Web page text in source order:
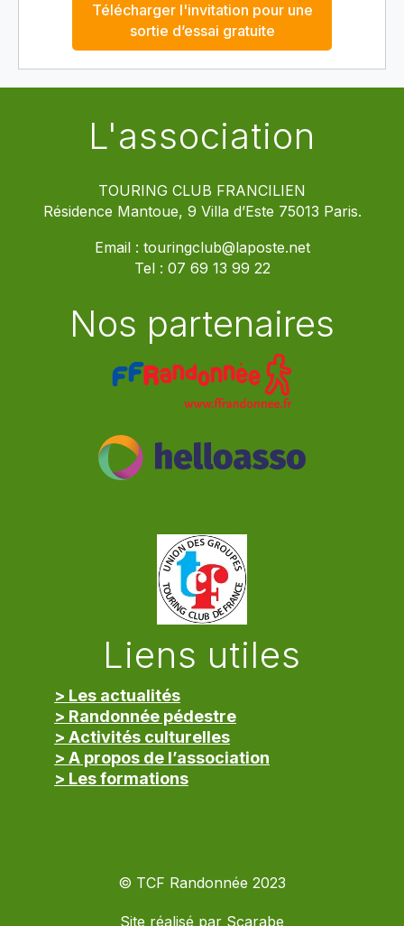
Télécharger l'invitation pour une
sortie d’essai gratuite
L'association
TOURING CLUB FRANCILIEN
Résidence Mantoue, 9 Villa d’Este 75013 Paris.
Email : touringclub@laposte.net
Tel : 07 69 13 99 22
Nos partenaires
Liens utiles
> Les actualités
> Randonnée pédestre
> Activités culturelles
> A propos de l’association
> Les formations
© TCF Randonnée 2023
Site réalisé par Scarabe